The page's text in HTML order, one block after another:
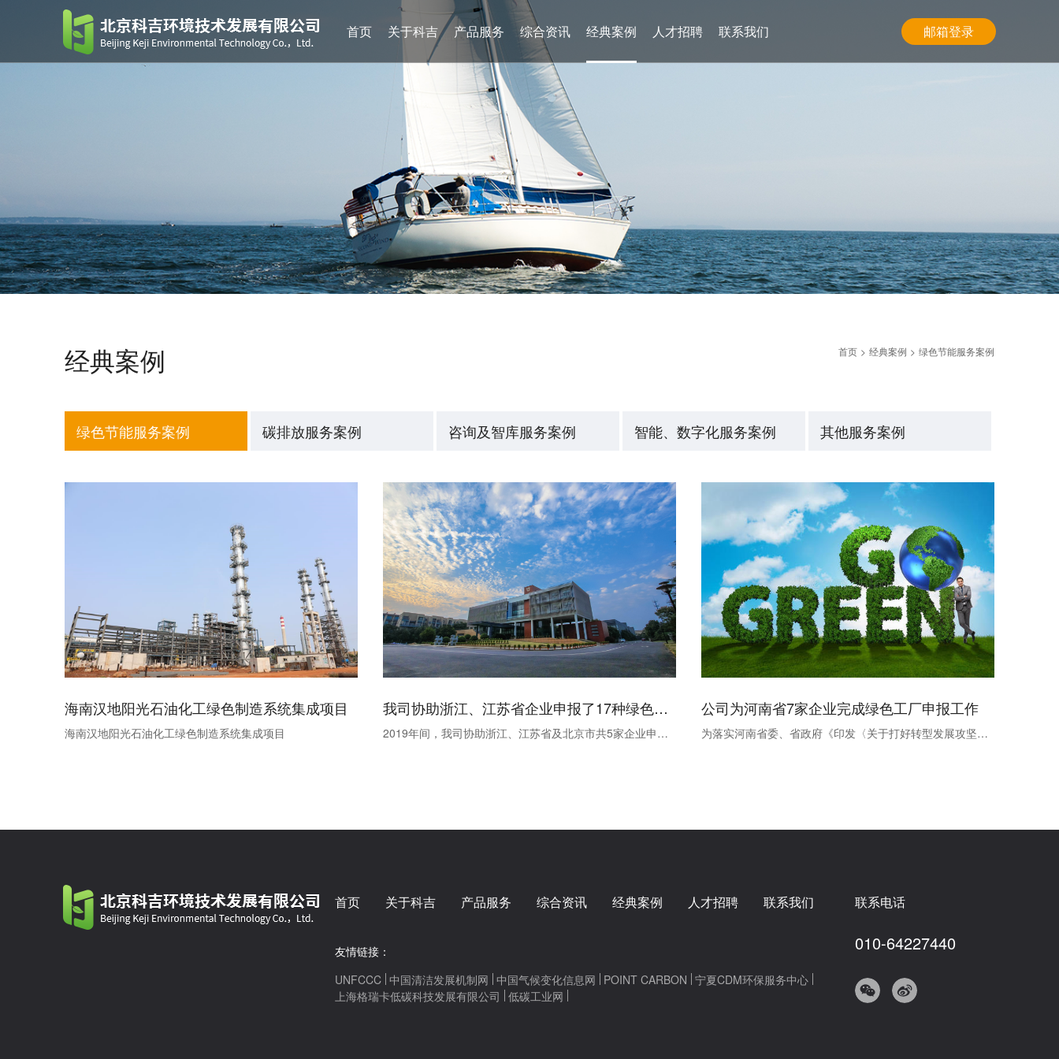
首页 关于科吉 产品服务 综合资讯 经典案例 人才招聘 联系我们 邮箱登录
经典案例 首页 > 经典案例 > 绿色节能服务案例
绿色节能服务案例 碳排放服务案例 咨询及智库服务案例 智能、数字化服务案例 其他服务案例
海南汉地阳光石油化工绿色制造系统集成项目
海南汉地阳光石油化工绿色制造系统集成项目
我司协助浙江、江苏省企业申报了17种绿色设计产品
2019年间，我司协助浙江、江苏省及北京市共5家企业申报了17种绿色设计产品，产品涉及毛精纺、羊绒等。
公司为河南省7家企业完成绿色工厂申报工作
为落实河南省委、省政府《印发〈关于打好转型发展攻坚战的实施方案〉的通知》、《工业和信息化部办公厅关于开展绿色制造体系建设的通知》以及省政府办公厅《关于转发河南省支持转型发展攻坚战若干财政政策的通知》等...
首页 关于科吉 产品服务 综合资讯 经典案例 人才招聘 联系我们
友情链接：
UNFCCC 中国清洁发展机制网 中国气候变化信息网 POINT CARBON 宁夏CDM环保服务中心
上海格瑞卡低碳科技发展有限公司 低碳工业网
联系电话
010-64227440